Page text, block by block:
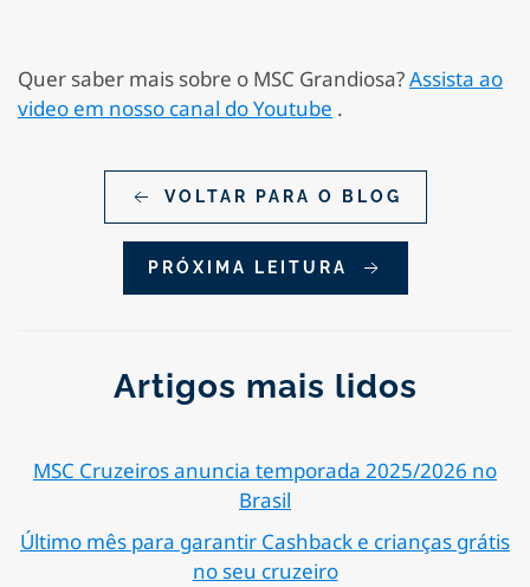
Quer saber mais sobre o MSC Grandiosa?Assista ao
video em nosso canal do Youtube .
VOLTAR PARA O BLOG
PRÓXIMA LEITURA
Artigos mais lidos
MSC Cruzeiros anuncia temporada 2025/2026 no
Brasil
Último mês para garantir Cashback e crianças grátis
no seu cruzeiro